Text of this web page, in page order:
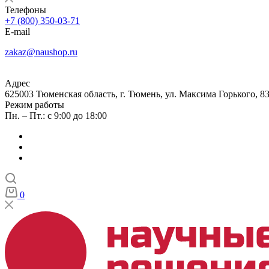
Телефоны
+7 (800) 350-03-71
E-mail
zakaz@naushop.ru
Адрес
625003 Тюменская область, г. Тюмень, ул. Максима Горького,
Режим работы
Пн. – Пт.: с 9:00 до 18:00
0